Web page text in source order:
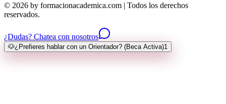
© 2026 by formacionacademica.com | Todos los derechos
reservados.
¿Dudas? Chatea con nosotros
🐶¿Prefieres hablar con un Orientador? (Beca Activa)1